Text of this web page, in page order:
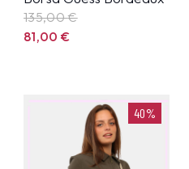
135,00€
81,00€
40%